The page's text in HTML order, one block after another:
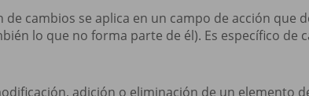
de cambios se aplica en un campo de acción que
lo que no forma parte de él). Es específico de
adición o eliminación de un elemento